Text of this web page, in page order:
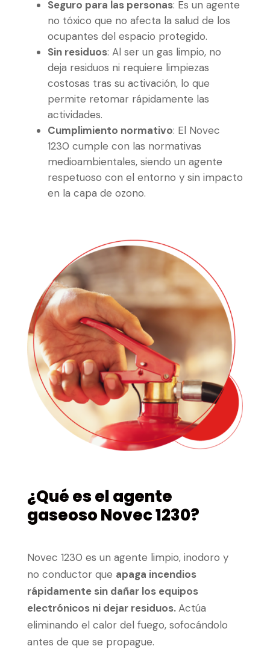
Seguro para las personas: Es un agente
no tóxico que no afecta la salud de los
ocupantes del espacio protegido.
Sin residuos: Al ser un gas limpio, no
deja residuos ni requiere limpiezas
costosas tras su activación, lo que
permite retomar rápidamente las
actividades.
Cumplimiento normativo: El Novec
1230 cumple con las normativas
medioambientales, siendo un agente
respetuoso con el entorno y sin impacto
en la capa de ozono.
¿Qué es el agente
gaseoso Novec 1230?
Novec 1230 es un agente limpio, inodoro y
no conductor que apaga incendios
rápidamente sin dañar los equipos
electrónicos ni dejar residuos.Actúa
eliminando el calor del fuego, sofocándolo
antes de que se propague.